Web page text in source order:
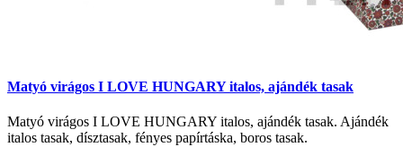
Matyó virágos I LOVE HUNGARY italos, ajándék tasak
Matyó virágos I LOVE HUNGARY italos, ajándék tasak. Ajándék
italos tasak, dísztasak, fényes papírtáska, boros tasak.